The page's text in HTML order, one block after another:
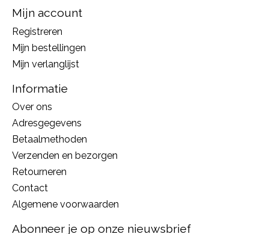
Mijn account
Registreren
Mijn bestellingen
Mijn verlanglijst
Informatie
Over ons
Adresgegevens
Betaalmethoden
Verzenden en bezorgen
Retourneren
Contact
Algemene voorwaarden
Abonneer je op onze nieuwsbrief